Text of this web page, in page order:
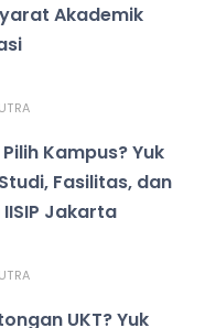
Akademik
Kampus? Yuk
Fasilitas, dan
Jakarta
UKT? Yuk